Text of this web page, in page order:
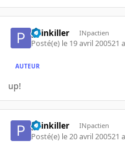
painkiller INpactien
Posté(e) le 19 avril 200521 a
AUTEUR
up!
painkiller INpactien
Posté(e) le 20 avril 200521 a